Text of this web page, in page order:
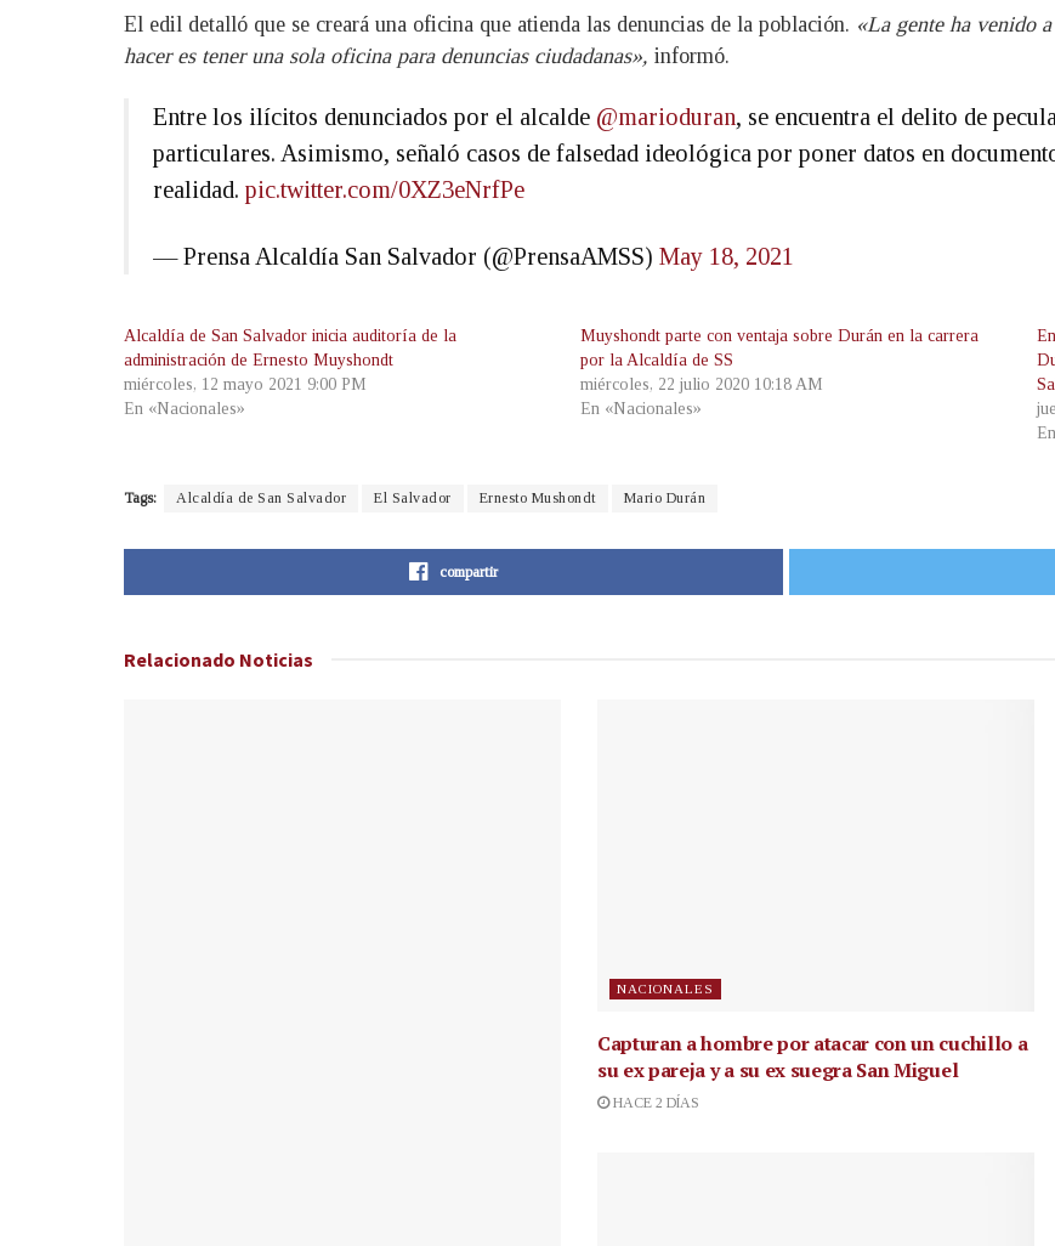
El edil detalló que se creará una oficina que atienda las denuncias de la población. «La gente ha venido
hacer es tener una sola oficina para denuncias ciudadanas», informó.
Entre los ilícitos denunciados por el alcalde @marioduran, se encuentra el delito de
particulares. Asimismo, señaló casos de falsedad ideológica por poner datos en
realidad. pic.twitter.com/0XZ3eNrfPe
— Prensa Alcaldía San Salvador (@PrensaAMSS) May 18, 2021
Alcaldía de San Salvador inicia auditoría de la
administración de Ernesto Muyshondt
miércoles, 12 mayo 2021 9:00 PM
En «Nacionales»
Muyshondt parte con ventaja sobre Durán en la carrera
por la Alcaldía de SS
miércoles, 22 julio 2020 10:18 AM
En «Nacionales»
Tags: Alcaldía de San Salvador El Salvador Ernesto Mushondt Mario Durán
compartir
Relacionado Noticias
NACIONALES
Capturan a hombre por atacar con un cuchillo a
su ex pareja y a su ex suegra San Miguel
HACE 2 DÍAS